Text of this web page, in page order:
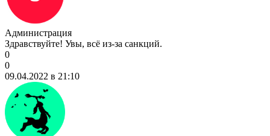
Администрация
Здравствуйте! Увы, всё из-за санкций.
0
0
09.04.2022 в 21:10